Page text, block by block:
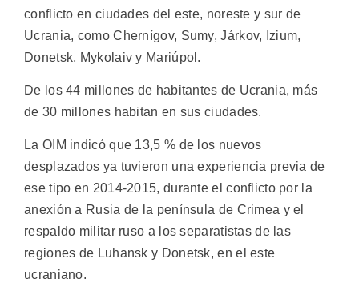
conflicto en ciudades del este, noreste y sur de
Ucrania, como Chernígov, Sumy, Járkov, Izium,
Donetsk, Mykolaiv y Mariúpol.
De los 44 millones de habitantes de Ucrania, más
de 30 millones habitan en sus ciudades.
La OIM indicó que 13,5 % de los nuevos
desplazados ya tuvieron una experiencia previa de
ese tipo en 2014-2015, durante el conflicto por la
anexión a Rusia de la península de Crimea y el
respaldo militar ruso a los separatistas de las
regiones de Luhansk y Donetsk, en el este
ucraniano.